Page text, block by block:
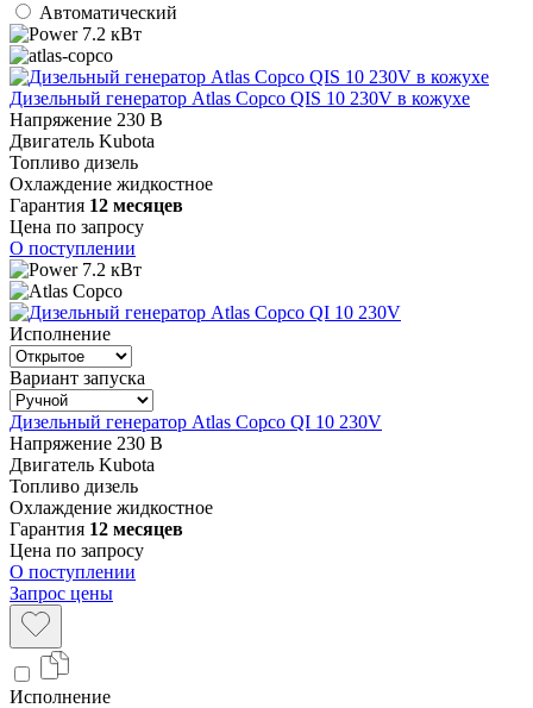
Автоматический
7.2 кВт
Дизельный генератор Atlas Copco QIS 10 230V в кожухе
Напряжение 230 В
Двигатель Kubota
Топливо дизель
Охлаждение жидкостное
Гарантия 12 месяцев
Цена по запросу
О поступлении
7.2 кВт
Исполнение
Вариант запуска
Дизельный генератор Atlas Copco QI 10 230V
Напряжение 230 В
Двигатель Kubota
Топливо дизель
Охлаждение жидкостное
Гарантия 12 месяцев
Цена по запросу
О поступлении
Запрос цены
Исполнение